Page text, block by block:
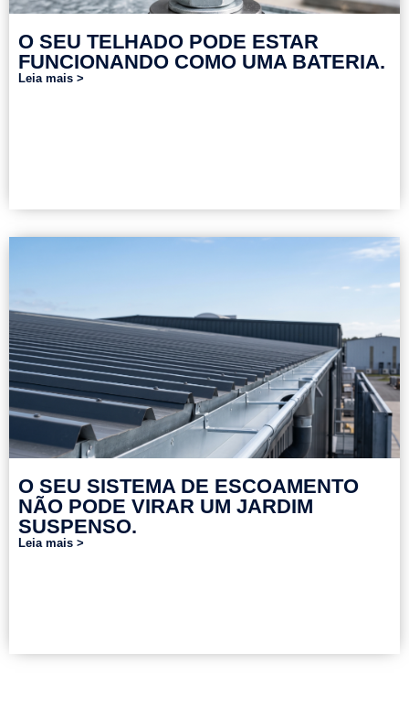
O SEU TELHADO PODE ESTAR
FUNCIONANDO COMO UMA BATERIA.
Leia mais >
O SEU SISTEMA DE ESCOAMENTO
NÃO PODE VIRAR UM JARDIM
SUSPENSO.
Leia mais >